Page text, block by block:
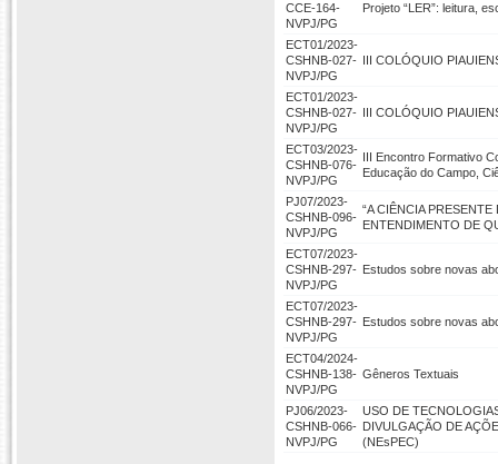
CCE-164-
NVPJ/PG
Projeto “LER”: leitura,
ECT01/2023-
CSHNB-027-
NVPJ/PG
III COLÓQUIO
ECT01/2023-
CSHNB-027-
NVPJ/PG
III COLÓQUIO
ECT03/2023-
CSHNB-076-
NVPJ/PG
III Encontro Formativo
Educação do Campo,
PJ07/2023-
CSHNB-096-
NVPJ/PG
“A CIÊNCIA
ENTENDIMENTO DE
ECT07/2023-
CSHNB-297-
NVPJ/PG
Estudos sobre novas
ECT07/2023-
CSHNB-297-
NVPJ/PG
Estudos sobre novas
ECT04/2024-
CSHNB-138-
NVPJ/PG
Gêneros Textuais
PJ06/2023-
CSHNB-066-
NVPJ/PG
USO DE
DIVULGAÇÃO DE
(NEsPEC)